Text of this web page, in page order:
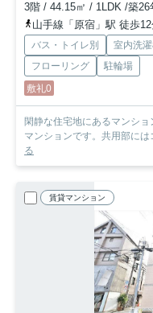
3階 / 44.15㎡ / 1LDK /築26
山手線「原宿」駅 徒歩
バス・トイレ別 室内洗
フローリング
駐輪場
敷礼0
閑静な住宅地にあるマンシ
マンションです。共用部に
る
賃貸マンション